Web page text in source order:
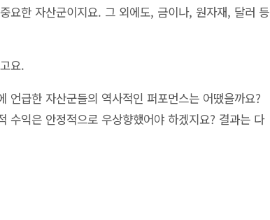
요한 자산군이지요. 그 외에도, 금이나, 원자재, 달러 등
요.
급한 자산군들의 역사적인 퍼포먼스는 어땠을까요?
수익은 안정적으로 우상향했어야 하겠지요? 결과는 다